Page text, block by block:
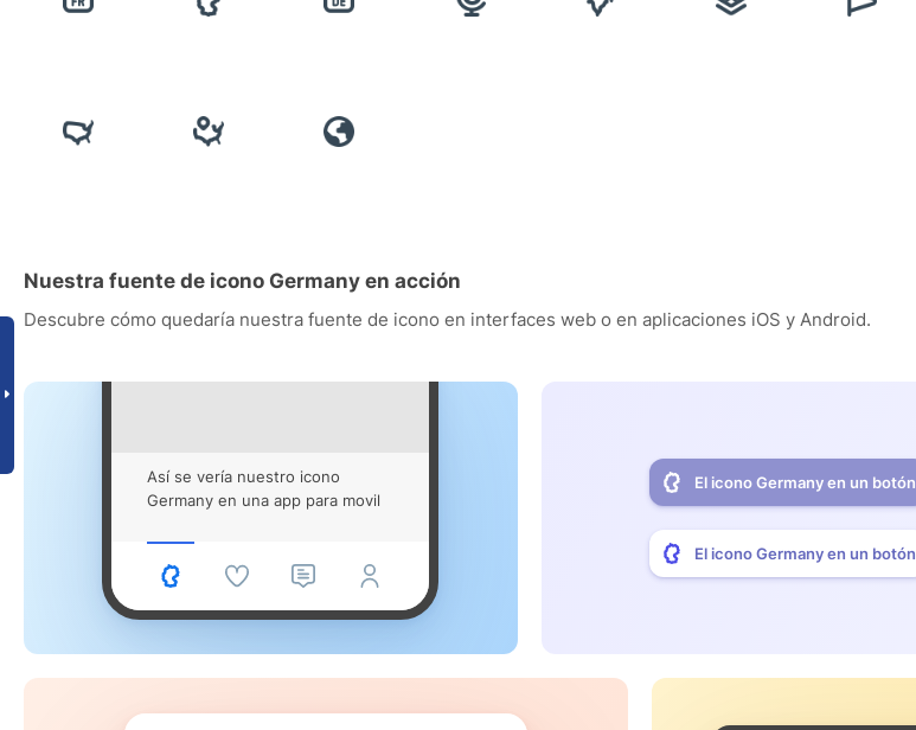
Nuestra fuente de icono Germany en acción
Descubre cómo quedaría nuestra fuente de icono en interfaces web o en aplicaciones iOS y Android.
Así se vería nuestro icono
Germany en una app para movil
El icono Germany en un botón
El icono Germany en un botón